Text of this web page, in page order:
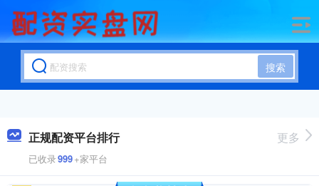
搜索
正规配资平台排行
已收录999+家平台
更多